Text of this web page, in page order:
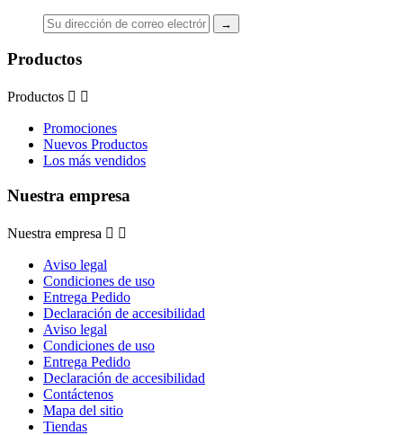
Productos
Productos  
Promociones
Nuevos Productos
Los más vendidos
Nuestra empresa
Nuestra empresa  
Aviso legal
Condiciones de uso
Entrega Pedido
Declaración de accesibilidad
Aviso legal
Condiciones de uso
Entrega Pedido
Declaración de accesibilidad
Contáctenos
Mapa del sitio
Tiendas